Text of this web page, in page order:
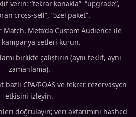
verin: “tekrar konakla”, “upgrade”,
cross-sell”, “özel paket”.
Match, Meta’da Custom Audience ile
kampanya setleri kurun.
birlikte çalıştırın (aynı teklif, aynı
zamanlama).
CPA/ROAS ve tekrar rezervasyon
etkisini izleyin.
doğrulayın; veri aktarımını hashed